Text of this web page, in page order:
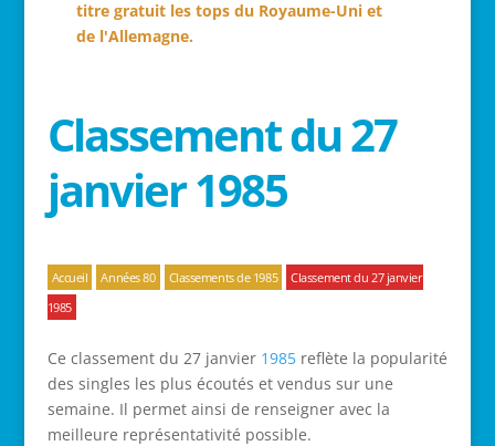
titre gratuit les tops du Royaume-Uni et
de l'Allemagne.
Classement du 27
janvier 1985
Accueil Années 80 Classements de 1985
Classement du 27 janvier
1985
Ce classement du 27 janvier 1985reflète la popularité
des singles les plus écoutés et vendus sur une
semaine. Il permet ainsi de renseigner avec la
meilleure représentativité possible.